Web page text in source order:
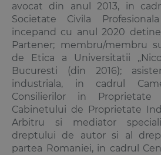
avocat din anul 2013, in
Societate Civila
incepand cu anul 2020
Partener; membru/membru
de Etica a Universitatii
Bucuresti (din 2016);
industriala, in cadrul
Consilierilor in
Cabinetului de Proprietate
Arbitru si mediator
dreptului de autor si al
partea Romaniei, in cadrul